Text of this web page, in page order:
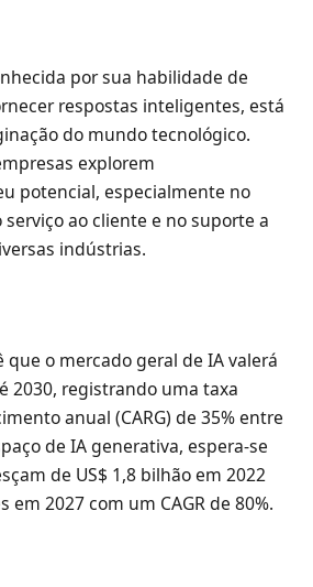
por sua habilidade de
respostas inteligentes, está
do mundo tecnológico.
explorem
potencial, especialmente no
ao cliente e no suporte a
indústrias.
que o mercado geral de IA valerá
2030, registrando uma taxa
anual (CARG) de 35% entre
de IA generativa, espera-se
de US$ 1,8 bilhão em 2022
em 2027 com um CAGR de 80%.